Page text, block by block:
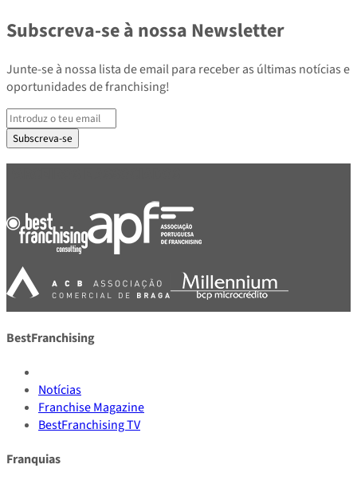
Subscreva-se à nossa Newsletter
Junte-se à nossa lista de email para receber as últimas notícias e
oportunidades de franchising!
Subscreva-se
BestFranchising
Notícias
Franchise Magazine
BestFranchising TV
Franquias